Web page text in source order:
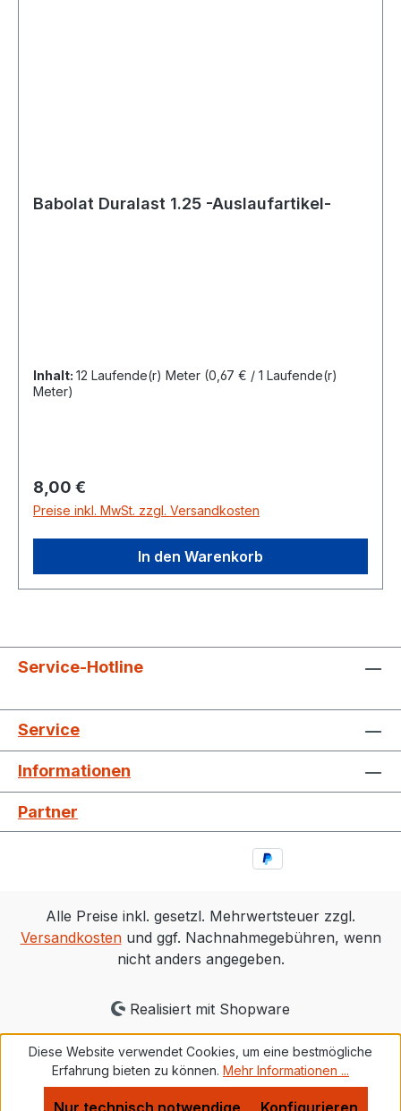
Babolat Duralast 1.25 -Auslaufartikel-
Inhalt: 12 Laufende(r) Meter (0,67 € / 1 Laufende(r)
Meter)
Regulärer Preis:
8,00 €
Preise inkl. MwSt. zzgl. Versandkosten
In den Warenkorb
Service-Hotline
Service
Informationen
Partner
Alle Preise inkl. gesetzl. Mehrwertsteuer zzgl.
Versandkostenund ggf. Nachnahmegebühren, wenn
nicht anders angegeben.
Realisiert mit Shopware
Diese Website verwendet Cookies, um eine bestmögliche
Erfahrung bieten zu können. Mehr Informationen ...
Nur technisch notwendige Konfigurieren